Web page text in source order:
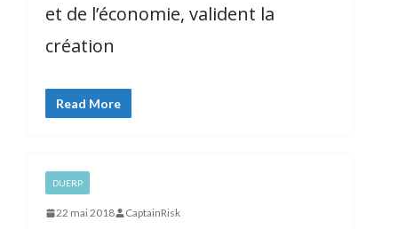
et de l’économie, valident la
création
Read More
DUERP
22 mai 2018 CaptainRisk